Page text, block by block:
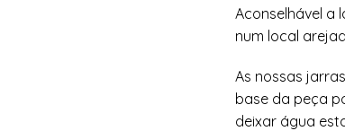
Aconselhável a
num local
As nossas
base da peça
deixar água